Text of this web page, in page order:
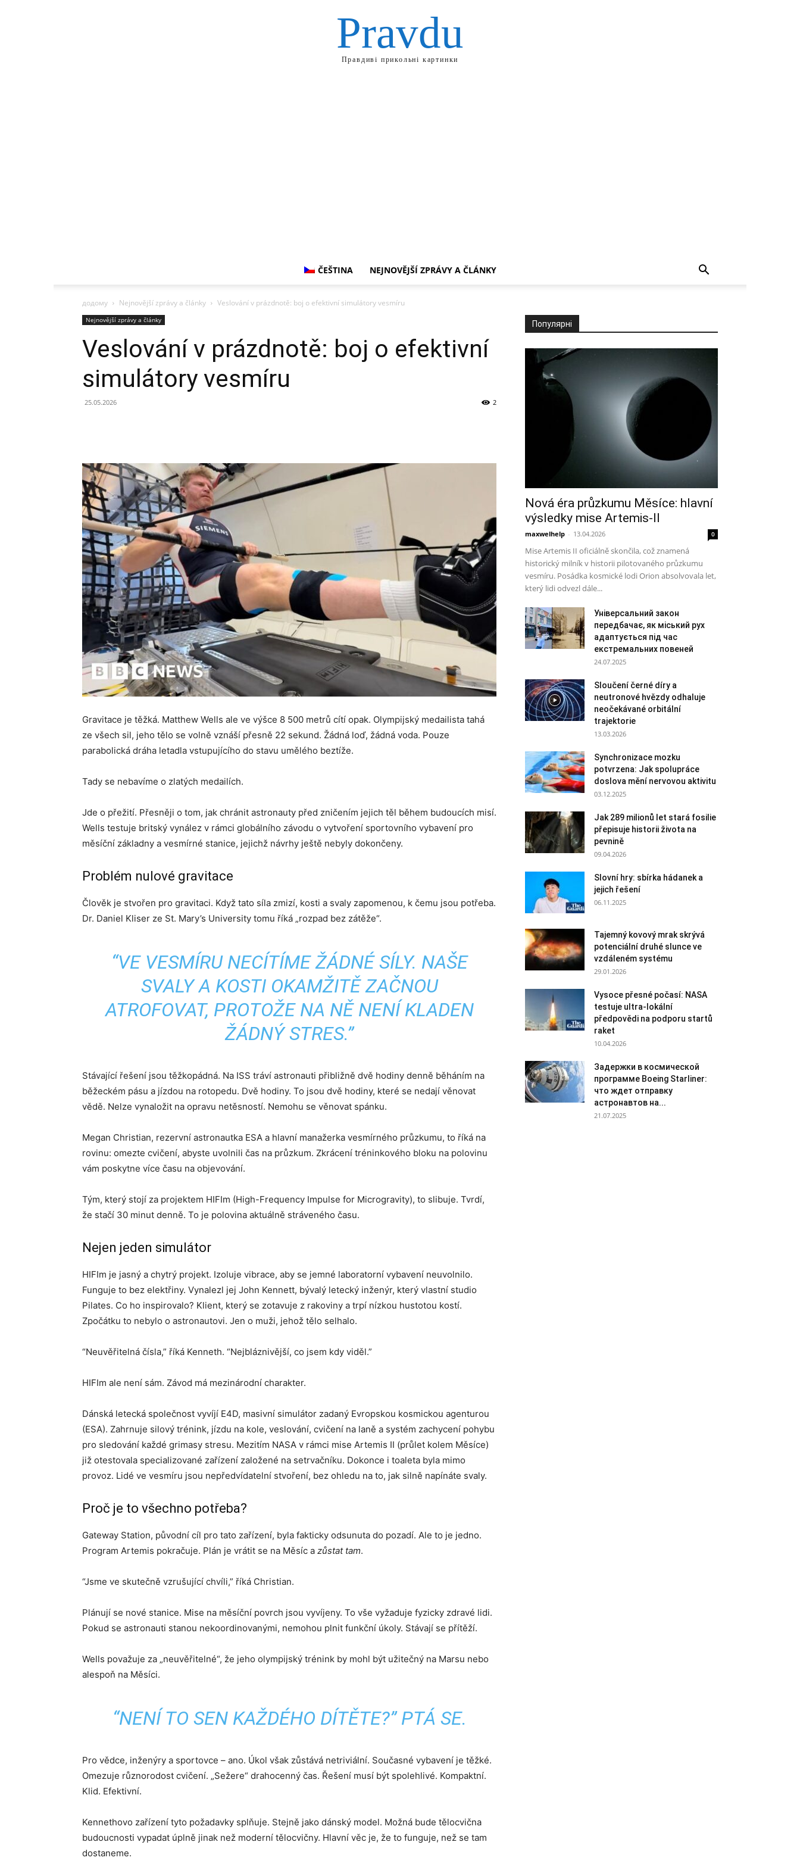
Pravdu
Правдиві прикольні картинки
ČEŠTINA NEJNOVĚJŠÍ ZPRÁVY A ČLÁNKY
додому Nejnovější zprávy a články Veslování v prázdnotě: boj o efektivní simulátory vesmíru
Nejnovější zprávy a články
Veslování v prázdnotě: boj o efektivní
simulátory vesmíru
25.05.2026 2
Gravitace je těžká. Matthew Wells ale ve výšce 8 500 metrů cítí opak. Olympijský medailista tahá
ze všech sil, jeho tělo se volně vznáší přesně 22 sekund. Žádná loď, žádná voda. Pouze
parabolická dráha letadla vstupujícího do stavu umělého beztíže.
Tady se nebavíme o zlatých medailích.
Jde o přežití. Přesněji o tom, jak chránit astronauty před zničením jejich těl během budoucích misí.
Wells testuje britský vynález v rámci globálního závodu o vytvoření sportovního vybavení pro
měsíční základny a vesmírné stanice, jejichž návrhy ještě nebyly dokončeny.
Problém nulové gravitace
Člověk je stvořen pro gravitaci. Když tato síla zmizí, kosti a svaly zapomenou, k čemu jsou potřeba.
Dr. Daniel Kliser ze St. Mary’s University tomu říká „rozpad bez zátěže“.
“VE VESMÍRU NECÍTÍME ŽÁDNÉ SÍLY. NAŠE
SVALY A KOSTI OKAMŽITĚ ZAČNOU
ATROFOVAT, PROTOŽE NA NĚ NENÍ KLADEN
ŽÁDNÝ STRES.”
Stávající řešení jsou těžkopádná. Na ISS tráví astronauti přibližně dvě hodiny denně běháním na
běžeckém pásu a jízdou na rotopedu. Dvě hodiny. To jsou dvě hodiny, které se nedají věnovat
vědě. Nelze vynaložit na opravu netěsností. Nemohu se věnovat spánku.
Megan Christian, rezervní astronautka ESA a hlavní manažerka vesmírného průzkumu, to říká na
rovinu: omezte cvičení, abyste uvolnili čas na průzkum. Zkrácení tréninkového bloku na polovinu
vám poskytne více času na objevování.
Tým, který stojí za projektem HIFIm (High-Frequency Impulse for Microgravity), to slibuje. Tvrdí,
že stačí 30 minut denně. To je polovina aktuálně stráveného času.
Nejen jeden simulátor
HIFIm je jasný a chytrý projekt. Izoluje vibrace, aby se jemné laboratorní vybavení neuvolnilo.
Funguje to bez elektřiny. Vynalezl jej John Kennett, bývalý letecký inženýr, který vlastní studio
Pilates. Co ho inspirovalo? Klient, který se zotavuje z rakoviny a trpí nízkou hustotou kostí.
Zpočátku to nebylo o astronautovi. Jen o muži, jehož tělo selhalo.
“Neuvěřitelná čísla,” říká Kenneth. “Nejbláznivější, co jsem kdy viděl.”
HIFIm ale není sám. Závod má mezinárodní charakter.
Dánská letecká společnost vyvíjí E4D, masivní simulátor zadaný Evropskou kosmickou agenturou
(ESA). Zahrnuje silový trénink, jízdu na kole, veslování, cvičení na laně a systém zachycení pohybu
pro sledování každé grimasy stresu. Mezitím NASA v rámci mise Artemis II (průlet kolem Měsíce)
již otestovala specializované zařízení založené na setrvačníku. Dokonce i toaleta byla mimo
provoz. Lidé ve vesmíru jsou nepředvídatelní stvoření, bez ohledu na to, jak silně napínáte svaly.
Proč je to všechno potřeba?
Gateway Station, původní cíl pro tato zařízení, byla fakticky odsunuta do pozadí. Ale to je jedno.
Program Artemis pokračuje. Plán je vrátit se na Měsíc a zůstat tam.
“Jsme ve skutečně vzrušující chvíli,” říká Christian.
Plánují se nové stanice. Mise na měsíční povrch jsou vyvíjeny. To vše vyžaduje fyzicky zdravé lidi.
Pokud se astronauti stanou nekoordinovanými, nemohou plnit funkční úkoly. Stávají se přítěží.
Wells považuje za „neuvěřitelné“, že jeho olympijský trénink by mohl být užitečný na Marsu nebo
alespoň na Měsíci.
“NENÍ TO SEN KAŽDÉHO DÍTĚTE?” PTÁ SE.
Pro vědce, inženýry a sportovce – ano. Úkol však zůstává netriviální. Současné vybavení je těžké.
Omezuje různorodost cvičení. „Sežere“ drahocenný čas. Řešení musí být spolehlivé. Kompaktní.
Klid. Efektivní.
Kennethovo zařízení tyto požadavky splňuje. Stejně jako dánský model. Možná bude tělocvična
budoucnosti vypadat úplně jinak než moderní tělocvičny. Hlavní věc je, že to funguje, než se tam
dostaneme.
Популярні
Nová éra průzkumu Měsíce: hlavní
výsledky mise Artemis-II
maxwelhelp - 13.04.2026 0
Mise Artemis II oficiálně skončila, což znamená
historický milník v historii pilotovaného průzkumu
vesmíru. Posádka kosmické lodi Orion absolvovala let,
který lidi odvezl dále...
Універсальний закон
передбачає, як міський рух
адаптується під час
екстремальних повеней
24.07.2025
Sloučení černé díry a
neutronové hvězdy odhaluje
neočekávané orbitální
trajektorie
13.03.2026
Synchronizace mozku
potvrzena: Jak spolupráce
doslova mění nervovou aktivitu
03.12.2025
Jak 289 milionů let stará fosilie
přepisuje historii života na
pevnině
09.04.2026
Slovní hry: sbírka hádanek a
jejich řešení
06.11.2025
Tajemný kovový mrak skrývá
potenciální druhé slunce ve
vzdáleném systému
29.01.2026
Vysoce přesné počasí: NASA
testuje ultra-lokální
předpovědi na podporu startů
raket
10.04.2026
Задержки в космической
программе Boeing Starliner:
что ждет отправку
астронавтов на...
21.07.2025